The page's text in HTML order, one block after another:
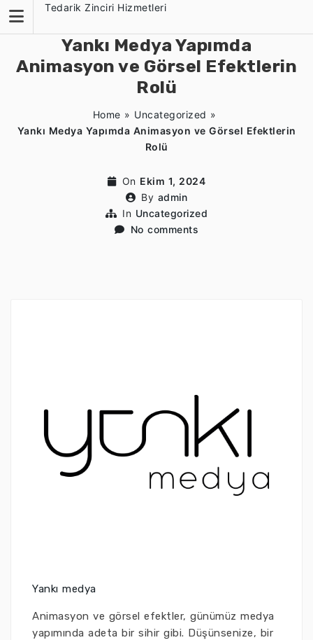
content
Tedarik Zinciri Hizmetleri
Yankı Medya Yapımda
Animasyon ve Görsel Efektlerin
Rolü
Home » Uncategorized »
Yankı Medya Yapımda Animasyon ve Görsel Efektlerin
Rolü
On Ekim 1, 2024
By admin
In Uncategorized
No comments
Yankı medya
Animasyon ve görsel efektler, günümüz medya
yapımında adeta bir sihir gibi. Düşünsenize, bir